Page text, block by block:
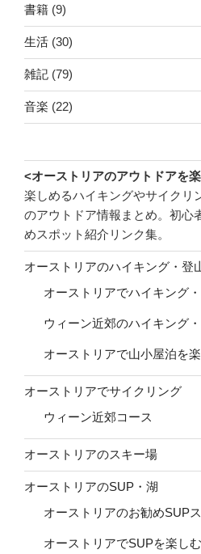
書籍 (9)
生活 (30)
雑記 (79)
音楽 (22)
<オーストリアのアウトドアを
楽しめるハイキングやサイクリ
のアウトドア情報まとめ。初心
めスポット紹介リンク集。
オーストリアのハイキング・登
オーストリアでハイキング
ウィーン近郊のハイキング
オーストリアで山小屋泊を
オーストリアでサイクリング
ウィーン近郊コース
オーストリアのスキー場
オーストリアのSUP・湖
オーストリアのお勧めSUP
オーストリアでSUPを楽し